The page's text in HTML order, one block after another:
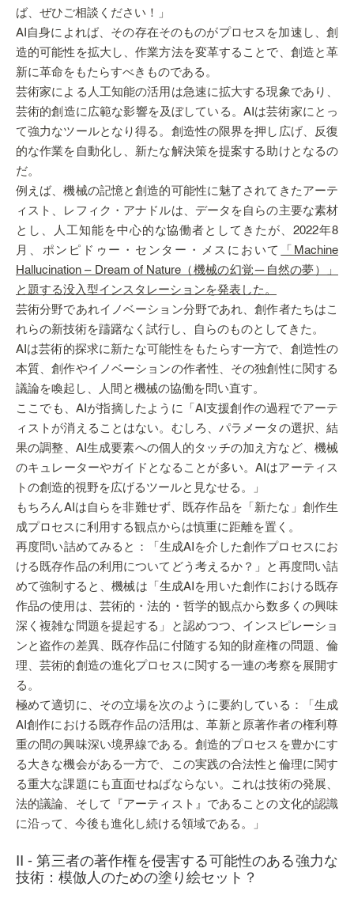
ば、ぜひご相談ください！」
AI自身によれば、その存在そのものがプロセスを加速し、創
造的可能性を拡大し、作業方法を変革することで、創造と革
新に革命をもたらすべきものである。
芸術家による人工知能の活用は急速に拡大する現象であり、
芸術的創造に広範な影響を及ぼしている。AIは芸術家にとっ
て強力なツールとなり得る。創造性の限界を押し広げ、反復
的な作業を自動化し、新たな解決策を提案する助けとなるの
だ。
例えば、機械の記憶と創造的可能性に魅了されてきたアーテ
ィスト、レフィク・アナドルは、データを自らの主要な素材
とし、人工知能を中心的な協働者としてきたが、2022年8
月、ポンピドゥー・センター・メスにおいて
「Machine
Hallucination – Dream of Nature（機械の幻覚―自然の夢）」
と題する没入型インスタレーションを発表した。
芸術分野であれイノベーション分野であれ、創作者たちはこ
れらの新技術を躊躇なく試行し、自らのものとしてきた。
AIは芸術的探求に新たな可能性をもたらす一方で、創造性の
本質、創作やイノベーションの作者性、その独創性に関する
議論を喚起し、人間と機械の協働を問い直す。
ここでも、AIが指摘したように「AI支援創作の過程でアーテ
ィストが消えることはない。むしろ、パラメータの選択、結
果の調整、AI生成要素への個人的タッチの加え方など、機械
のキュレーターやガイドとなることが多い。AIはアーティス
トの創造的視野を広げるツールと見なせる。」
もちろんAIは自らを非難せず、既存作品を「新たな」創作生
成プロセスに利用する観点からは慎重に距離を置く。
再度問い詰めてみると：「生成AIを介した創作プロセスにお
ける既存作品の利用についてどう考えるか？」と再度問い詰
めて強制すると、機械は「生成AIを用いた創作における既存
作品の使用は、芸術的・法的・哲学的観点から数多くの興味
深く複雑な問題を提起する」と認めつつ、インスピレーショ
ンと盗作の差異、既存作品に付随する知的財産権の問題、倫
理、芸術的創造の進化プロセスに関する一連の考察を展開す
る。
極めて適切に、その立場を次のように要約している：「生成
AI創作における既存作品の活用は、革新と原著作者の権利尊
重の間の興味深い境界線である。創造的プロセスを豊かにす
る大きな機会がある一方で、この実践の合法性と倫理に関す
る重大な課題にも直面せねばならない。これは技術の発展、
法的議論、そして『アーティスト』であることの文化的認識
に沿って、今後も進化し続ける領域である。」
II - 第三者の著作権を侵害する可能性のある強力な
技術：模倣人のための塗り絵セット？